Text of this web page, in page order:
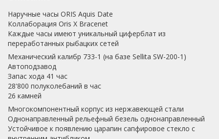
Наручные часы ORIS Aquis Date
Коллаборация Oris X Bracenet
Каждые часы имеют уникальный циферблат из
переработанных рыбацких сетей
Механический калибр 733-1 (на базе Sellita SW-200-1)
Автоподзавод
Запас хода 41 час
28'800 полуколебаний в час
26 камней
Многокомпонентный корпус из нержавеющей стали
Однонаправленный рельефный безель однонаправленный
Устойчивое к появлению царапин сапфировое стекло с